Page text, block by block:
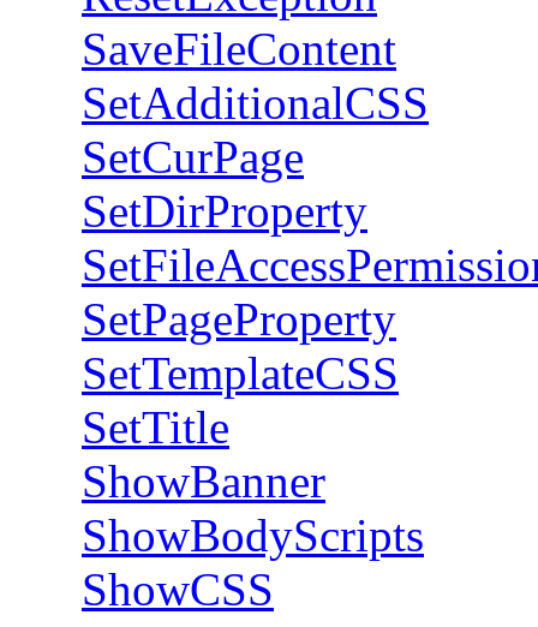
SaveFileContent
SetAdditionalCSS
SetCurPage
SetDirProperty
SetPageProperty
SetTemplateCSS
SetTitle
ShowBanner
ShowBodyScripts
ShowCSS